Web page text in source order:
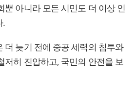
뿐 아니라 모든 시민도 더 이상 인
.
더 늦기 전에 중공 세력의 침투와
저히 진압하고, 국민의 안전을 보